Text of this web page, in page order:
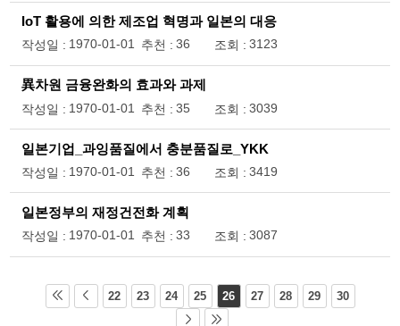
IoT 활용에 의한 제조업 혁명과 일본의 대응
작성일 : 1970-01-01 추천 : 36 조회 : 3123
異차원 금융완화의 효과와 과제
작성일 : 1970-01-01 추천 : 35 조회 : 3039
일본기업_과잉품질에서 충분품질로_YKK
작성일 : 1970-01-01 추천 : 36 조회 : 3419
일본정부의 재정건전화 계획
작성일 : 1970-01-01 추천 : 33 조회 : 3087
22 23 24 25 26 27 28 29 30